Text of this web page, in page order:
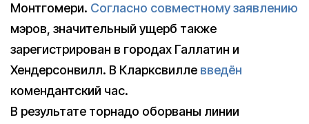
Монтгомери. Согласно совместному заявлению
мэров, значительный ущерб также
зарегистрирован в городах Галлатин и
Хендерсонвилл. В Кларксвилле введён
комендантский час.
В результате торнадо оборваны линии